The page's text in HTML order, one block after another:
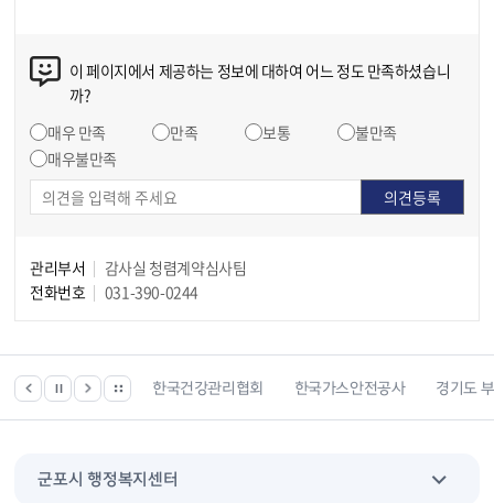
이 페이지에서 제공하는 정보에 대하여 어느 정도 만족하셨습니
까?
매우 만족
만족 보통
불만족
매우불만족
관리부서
감사실 청렴계약심사팀
전화번호
031-390-0244
한국건강관리협회 한국가스안전공사 경기도 부동산포털 한국
군포시 행정복지센터